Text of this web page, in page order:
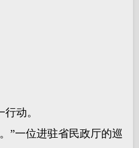
动。
”一位进驻省民政厅的巡